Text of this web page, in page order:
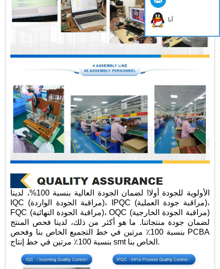
الأولوية للجودة أولا! لضمان الجودة العالية بنسبة 100%، لدينا
IQC (مراقبة الجودة الواردة)، IPQC (مراقبة جودة العملية)،
FQC (مراقبة الجودة النهائية)، OQC (مراقبة الجودة الخارجية)
لضمان جودة منتجاتنا. ما هو أكثر من ذلك، لدينا فحص المنتج
بنسبة 100٪ مرتين في خط التجميع الخاص بنا وفحص PCBA
بنسبة 100٪ مرتين في خط إنتاج smt الخاص بنا.
آنا